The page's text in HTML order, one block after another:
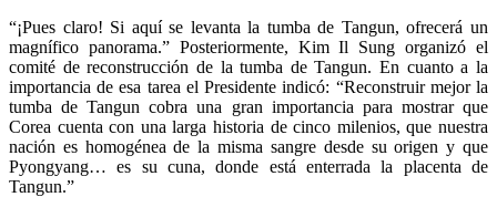
“¡Pues claro! Si aquí se levanta la tumba de Tangun, ofrecerá un
magnífico panorama.” Posteriormente, Kim Il Sung organizó el
comité de reconstrucción de la tumba de Tangun. En cuanto a la
importancia de esa tarea el Presidente indicó: “Reconstruir mejor la
tumba de Tangun cobra una gran importancia para mostrar que
Corea cuenta con una larga historia de cinco milenios, que nuestra
nación es homogénea de la misma sangre desde su origen y que
Pyongyang… es su cuna, donde está enterrada la placenta de
Tangun.”